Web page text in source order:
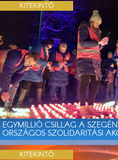
EGYMILLIÓ CSILLAG A
ORSZÁGOS SZOLIDARITÁSI
KITEKINTŐ
KITEKINTŐ